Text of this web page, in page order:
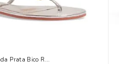
Prata Bico Redondo